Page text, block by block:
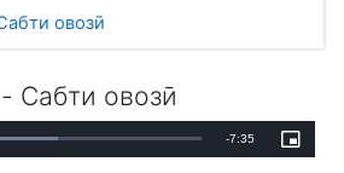
овозӣ
Сабти овозӣ
Загрузка:
Оставшееся
-7:35
Picture-
in-